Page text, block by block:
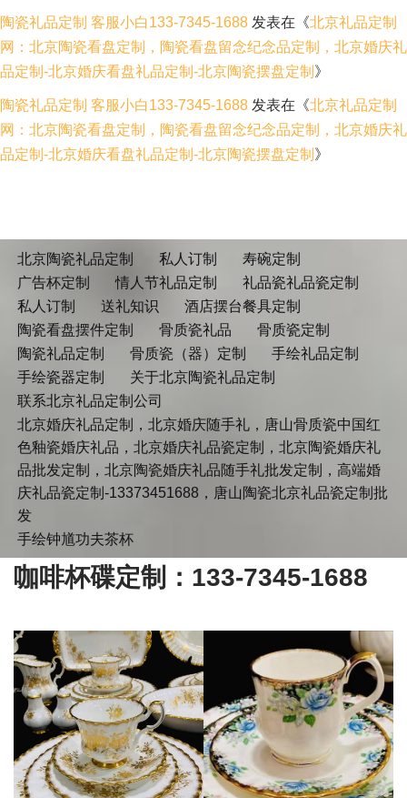
陶瓷礼品定制 客服小白133-7345-1688 发表在《北京礼品定制
网：北京陶瓷看盘定制，陶瓷看盘留念纪念品定制，北京婚庆礼
品定制-北京婚庆看盘礼品定制-北京陶瓷摆盘定制 》
陶瓷礼品定制 客服小白133-7345-1688 发表在《北京礼品定制
网：北京陶瓷看盘定制，陶瓷看盘留念纪念品定制，北京婚庆礼
品定制-北京婚庆看盘礼品定制-北京陶瓷摆盘定制 》
北京陶瓷礼品定制 私人订制
寿碗定制
广告杯定制
情人节礼品定制
礼品瓷礼品瓷定制
私人订制
送礼知识
酒店摆台餐具定制
陶瓷看盘摆件定制
骨质瓷礼品
骨质瓷定制
陶瓷礼品定制
骨质瓷（器）定制
手绘礼品定制
手绘瓷器定制
关于北京陶瓷礼品定制
联系北京礼品定制公司
北京婚庆礼品定制，北京婚庆随手礼，唐山骨质瓷中国红
色釉瓷婚庆礼品，北京婚庆礼品瓷定制，北京陶瓷婚庆礼
品批发定制，北京陶瓷婚庆礼品随手礼批发定制，高端婚
庆礼品瓷定制-13373451688，唐山陶瓷北京礼品瓷定制批
发
手绘钟馗功夫茶杯
咖啡杯碟定制：133-7345-1688